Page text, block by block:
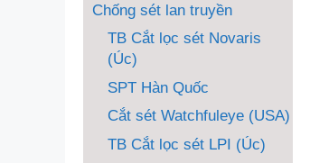
Chống sét lan truyền
TB Cắt lọc sét Novaris
(Úc)
SPT Hàn Quốc
Cắt sét Watchfuleye (USA)
TB Cắt lọc sét LPI (Úc)